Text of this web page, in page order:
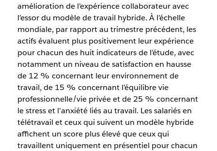
amélioration de l’expérience collaborateur avec
l’essor du modèle de travail hybride. À l’échelle
mondiale, par rapport au trimestre précédent, les
actifs évaluent plus positivement leur expérience
pour chacun des huit indicateurs de l’étude, avec
notamment un niveau de satisfaction en hausse
de 12 % concernant leur environnement de
travail, de 15 % concernant l’équilibre vie
professionnelle/vie privée et de 25 % concernant
le stress et l’anxiété liés au travail. Les salariés en
télétravail et ceux qui suivent un modèle hybride
affichent un score plus élevé que ceux qui
travaillent uniquement en présentiel pour chacun